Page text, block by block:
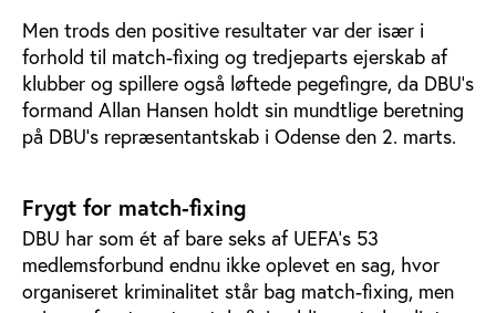
Men trods den positive resultater var der især i
forhold til match-fixing og tredjeparts ejerskab af
klubber og spillere også løftede pegefingre, da DBU’s
formand Allan Hansen holdt sin mundtlige beretning
på DBU’s repræsentantskab i Odense den 2. marts.
Frygt for match-fixing
DBU har som ét af bare seks af UEFA’s 53
medlemsforbund endnu ikke oplevet en sag, hvor
organiseret kriminalitet står bag match-fixing, men